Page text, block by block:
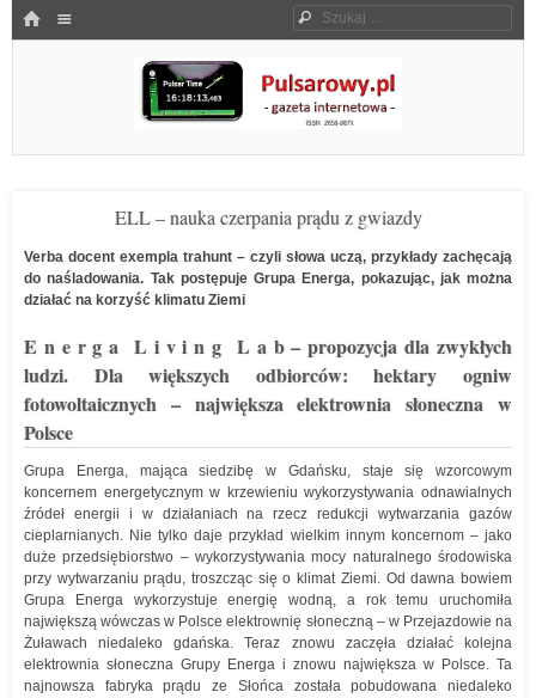
HOME Szukaj
Pulsarowy.pl
ELL – nauka czerpania prądu z gwiazdy
Verba docent exempla trahunt – czyli słowa uczą, przykłady zachęcają
do naśladowania. Tak postępuje Grupa Energa, pokazując, jak można
działać na korzyść klimatu Ziemi
E n e r g a L i v i n g L a b – propozycja dla zwykłych
ludzi. Dla większych odbiorców: hektary ogniw
fotowoltaicznych – największa elektrownia słoneczna w
Polsce
Grupa Energa, mająca siedzibę w Gdańsku, staje się wzorcowym
koncernem energetycznym w krzewieniu wykorzystywania odnawialnych
źródeł energii i w działaniach na rzecz redukcji wytwarzania gazów
cieplarnianych. Nie tylko daje przykład wielkim innym koncernom – jako
duże przedsiębiorstwo – wykorzystywania mocy naturalnego środowiska
przy wytwarzaniu prądu, troszcząc się o klimat Ziemi. Od dawna bowiem
Grupa Energa wykorzystuje energię wodną, a rok temu uruchomiła
największą wówczas w Polsce elektrownię słoneczną – w Przejazdowie na
Żuławach niedaleko gdańska. Teraz znowu zaczęła działać kolejna
elektrownia słoneczna Grupy Energa i znowu największa w Polsce. Ta
najnowsza fabryka prądu ze Słońca została pobudowana niedaleko